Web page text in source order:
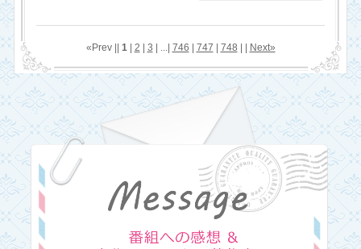
«Prev || 1| 2 3 | ...| 746 747 748 Next»